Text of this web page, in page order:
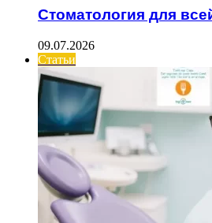
Стоматология для
09.07.2026
Статьи